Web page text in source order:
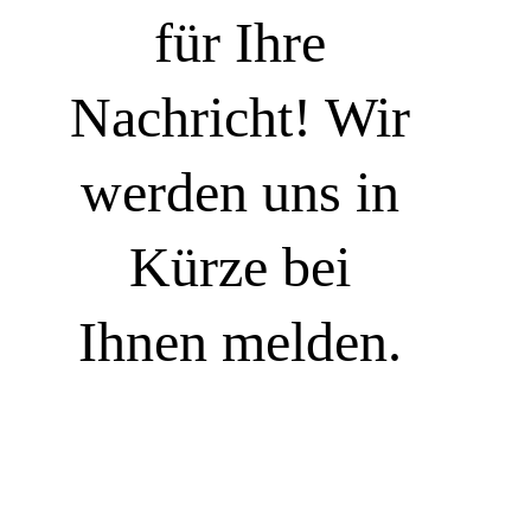
für Ihre
Nachricht! Wir
werden uns in
Kürze bei
Ihnen melden.